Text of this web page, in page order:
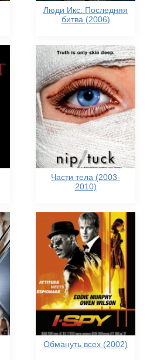
Люди Икс: Последняя
битва (2006)
Части тела (2003-
2010)
Обмануть всех (2002)